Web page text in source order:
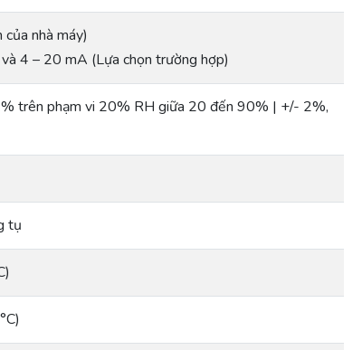
nhà máy)
4 – 20 mA (Lựa chọn trường hợp)
trên phạm vi 20% RH giữa 20 đến 90% | +/- 2%,
tụ